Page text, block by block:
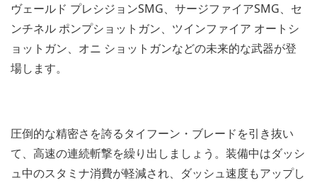
ヴェールド プレシジョンSMG、サージファイアSMG、セ
ンチネル ポンプショットガン、ツインファイア オートシ
ョットガン、オニ ショットガンなどの未来的な武器が登
場します。
圧倒的な精密さを誇るタイフーン・ブレードを引き抜い
て、高速の連続斬撃を繰り出しましょう。装備中はダッシ
ュ中のスタミナ消費が軽減され、ダッシュ速度もアップし